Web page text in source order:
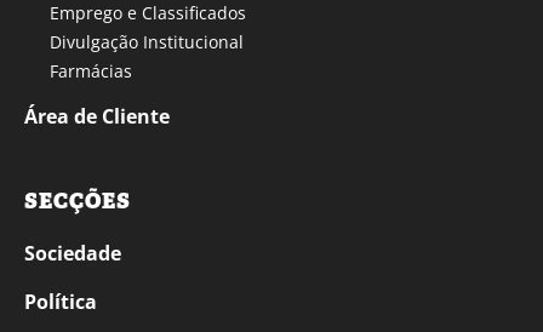
Emprego e Classificados
Divulgação Institucional
Farmácias
Área de Cliente
SECÇÕES
Sociedade
Política